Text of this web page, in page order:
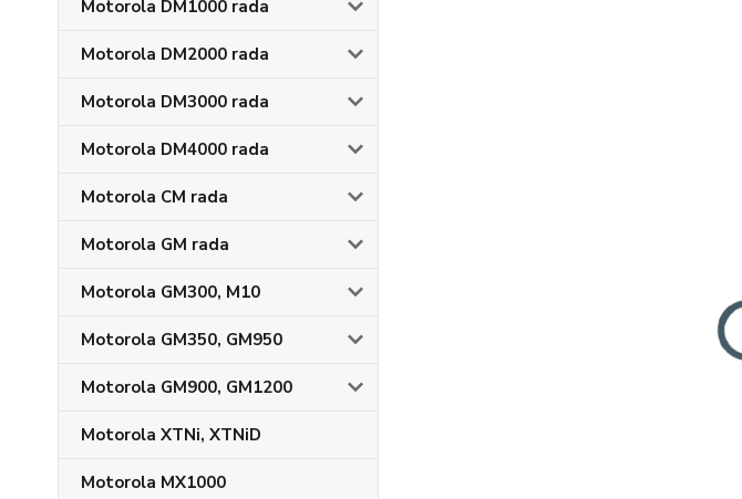
Motorola DM1000 rada
Motorola DM2000 rada
Motorola DM3000 rada
Motorola DM4000 rada
Motorola CM rada
Motorola GM rada
Motorola GM300, M10
Motorola GM350, GM950
Motorola GM900, GM1200
Motorola XTNi, XTNiD
Motorola MX1000